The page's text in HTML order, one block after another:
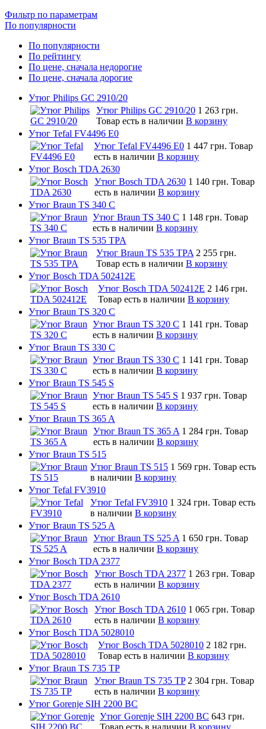
Фильтр по параметрам
По популярности
По популярности
По рейтингу
По цене, сначала недорогие
По цене, сначала дорогие
Утюг Philips GC 2910/20
Утюг Philips GC 2910/20 1 263 грн.
Товар есть в наличии В корзину
Утюг Tefal FV4496 E0
Утюг Tefal FV4496 E0 1 447 грн. Товар
есть в наличии В корзину
Утюг Bosch TDA 2630
Утюг Bosch TDA 2630 1 140 грн. Товар
есть в наличии В корзину
Утюг Braun TS 340 C
Утюг Braun TS 340 C 1 148 грн. Товар
есть в наличии В корзину
Утюг Braun TS 535 TPA
Утюг Braun TS 535 TPA 2 255 грн.
Товар есть в наличии В корзину
Утюг Bosch TDA 502412E
Утюг Bosch TDA 502412E 2 146 грн.
Товар есть в наличии В корзину
Утюг Braun TS 320 C
Утюг Braun TS 320 C 1 141 грн. Товар
есть в наличии В корзину
Утюг Braun TS 330 C
Утюг Braun TS 330 C 1 141 грн. Товар
есть в наличии В корзину
Утюг Braun TS 545 S
Утюг Braun TS 545 S 1 937 грн. Товар
есть в наличии В корзину
Утюг Braun TS 365 A
Утюг Braun TS 365 A 1 284 грн. Товар
есть в наличии В корзину
Утюг Braun TS 515
Утюг Braun TS 515 1 569 грн. Товар есть
в наличии В корзину
Утюг Tefal FV3910
Утюг Tefal FV3910 1 324 грн. Товар есть
в наличии В корзину
Утюг Braun TS 525 A
Утюг Braun TS 525 A 1 650 грн. Товар
есть в наличии В корзину
Утюг Bosch TDA 2377
Утюг Bosch TDA 2377 1 263 грн. Товар
есть в наличии В корзину
Утюг Bosch TDA 2610
Утюг Bosch TDA 2610 1 065 грн. Товар
есть в наличии В корзину
Утюг Bosch TDA 5028010
Утюг Bosch TDA 5028010 2 182 грн.
Товар есть в наличии В корзину
Утюг Braun TS 735 TP
Утюг Braun TS 735 TP 2 304 грн. Товар
есть в наличии В корзину
Утюг Gorenje SIH 2200 BC
Утюг Gorenje SIH 2200 BC 643 грн.
Товар есть в наличии В корзину